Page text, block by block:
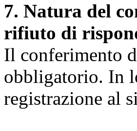
7. Natura del
rifiuto di
Il conferimento
obbligatorio. In
registrazione al